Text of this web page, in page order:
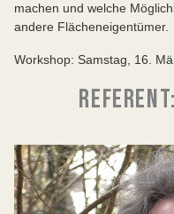
machen und welche
andere Flächeneigentümer.
Workshop: Samstag, 16.